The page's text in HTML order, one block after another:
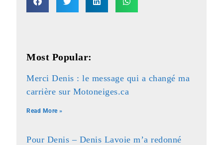
Most Popular:
Merci Denis : le message qui a changé ma
carrière sur Motoneiges.ca
Read More »
Pour Denis – Denis Lavoie m’a redonné